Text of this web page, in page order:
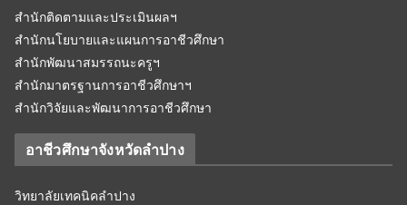
สำนักติดตามและประเมินผลฯ
สำนักนโยบายและแผนการอาชีวศึกษา
สำนักพัฒนาสมรรถนะครูฯ
สำนักมาตรฐานการอาชีวศึกษาฯ
สำนักวิจัยและพัฒนาการอาชีวศึกษา
อาชีวศึกษาจังหวัดลำปาง
วิทยาลัยเทคนิคลำปาง